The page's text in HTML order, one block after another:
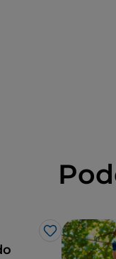
Gosto